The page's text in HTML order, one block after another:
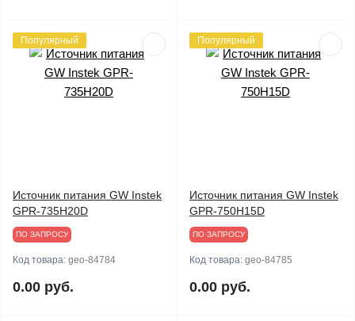
Популярный
Источник питания GW Instek
GPR-735H20D
ПО ЗАПРОСУ
Код товара: geo-84784
0.00 руб.
Популярный
Источник питания GW Instek
GPR-750H15D
ПО ЗАПРОСУ
Код товара: geo-84785
0.00 руб.